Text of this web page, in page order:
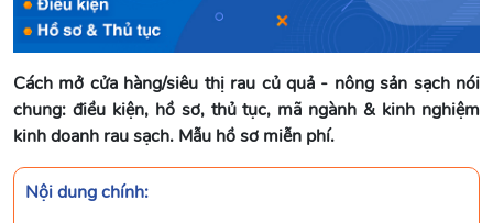
Cách mở cửa hàng/siêu thị rau củ quả - nông sản sạch nói
chung: điều kiện, hồ sơ, thủ tục, mã ngành & kinh nghiệm
kinh doanh rau sạch. Mẫu hồ sơ miễn phí.
Nội dung chính: